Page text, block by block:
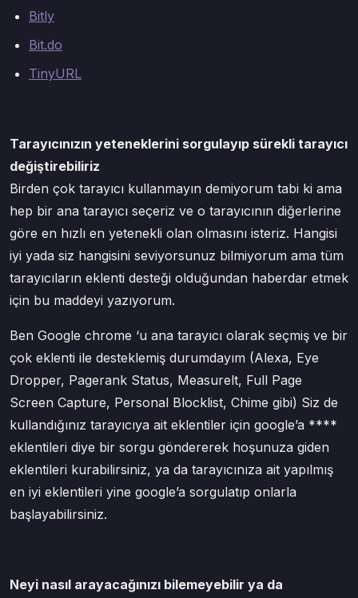
Bitly
Bit.do
TinyURL
Tarayıcınızın yeteneklerini sorgulayıp sürekli tarayıcı
değiştirebiliriz
Birden çok tarayıcı kullanmayın demiyorum tabi ki ama
hep bir ana tarayıcı seçeriz ve o tarayıcının diğerlerine
göre en hızlı en yetenekli olan olmasını isteriz. Hangisi
iyi yada siz hangisini seviyorsunuz bilmiyorum ama tüm
tarayıcıların eklenti desteği olduğundan haberdar etmek
için bu maddeyi yazıyorum.
Ben Google chrome ‘u ana tarayıcı olarak seçmiş ve bir
çok eklenti ile desteklemiş durumdayım (Alexa, Eye
Dropper, Pagerank Status, Measurelt, Full Page
Screen Capture, Personal Blocklist, Chime gibi) Siz de
kullandığınız tarayıcıya ait eklentiler için google’a ****
eklentileri diye bir sorgu göndererek hoşunuza giden
eklentileri kurabilirsiniz, ya da tarayıcınıza ait yapılmış
en iyi eklentileri yine google’a sorgulatıp onlarla
başlayabilirsiniz.
Neyi nasıl arayacağınızı bilemeyebilir ya da